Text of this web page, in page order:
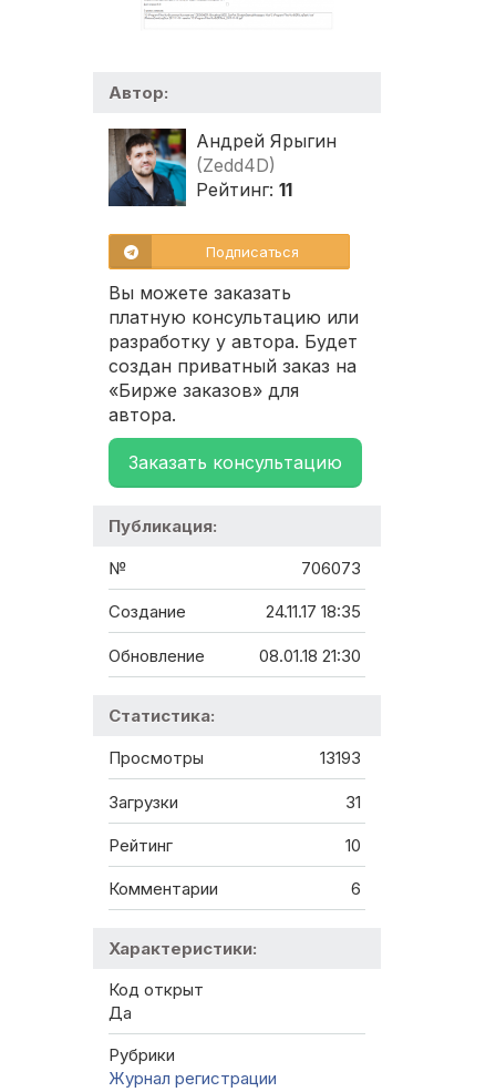
Автор:
Андрей Ярыгин
(Zedd4D)
Рейтинг: 11
Подписаться
Вы можете заказать
платную консультацию или
разработку у автора. Будет
создан приватный заказ на
«Бирже заказов» для
автора.
Заказать консультацию
Публикация:
№ 706073
Создание 24.11.17 18:35
Обновление 08.01.18 21:30
Статистика:
Просмотры 13193
Загрузки 31
Рейтинг 10
Комментарии 6
Характеристики:
Код открыт
Да
Рубрики
Журнал регистрации